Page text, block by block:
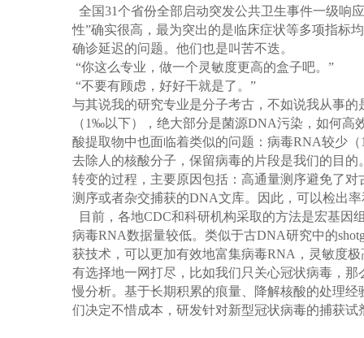
全国31个省份全部启动突发公共卫生事件一级响
性”确实很高，最为突出的是临床症状等多项指标
确诊延迟的问题。他们也是叫苦不迭。
“你这么专业，做一个灵敏度更高的盒子吧。 ”
“不要有顾虑，好好干就是了。 ”
与其说我的研究专业是分子考古，不如说我从事的
（1‰以下），绝大部分是菌源DNA污染，如何高
酸提取物中也面临着类似的问题：病毒RNA较少（
去除人的核酸分子，保留病毒的片段是我们的目的
转变的过程，主要原因包括：高通量测序避免了对
测序或者杂交捕获的DNA文库。因此，可以检出
目前，各地CDC和科研机构采取的方法是宏基因
病毒RNA数据量较低。类似于古DNA研究中的
获技术，可以更加有效地富集病毒RNA ，灵敏度
有选择地一网打尽，比如我们只关心冠状病毒，
慢分析。基于长期积累的痕量、降解核酸的处理经
们决定不惜成本，研发针对新型冠状病毒的捕获试